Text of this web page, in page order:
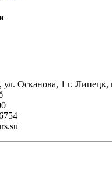
ул. Осканова, 1 г. Липецк,